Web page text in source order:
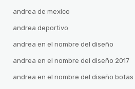
andrea de mexico
andrea deportivo
andrea en el nombre del diseño
andrea en el nombre del diseño 2017
andrea en el nombre del diseño botas